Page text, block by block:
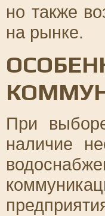
но также
на рынке.
При
наличие